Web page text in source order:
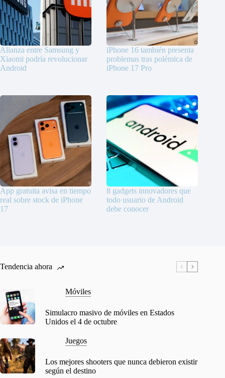
Alianza entre Samsung y
Xiaomi podría revolucionar
Android
iPhone 16 también presenta
problemas tras polémica de
iPhone 17 Pro
App gratuita avisa en tiempo
real sobre stock de iPhone
17
8 gadgets innovadores que
todo usuario de Android
debe conocer
Tendencia ahora
Móviles
Simulacro masivo de móviles en Estados
Unidos el 4 de octubre
Juegos
Los mejores shooters que nunca debieron existir
según el destino